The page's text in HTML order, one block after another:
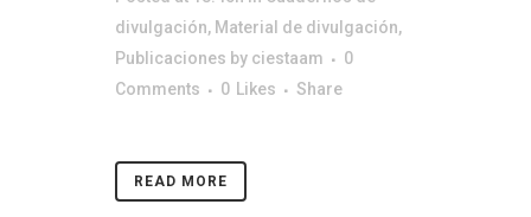
divulgación, Material de divulgación,
Publicaciones by ciestaam
0
Comments
0 Likes Share
READ MORE